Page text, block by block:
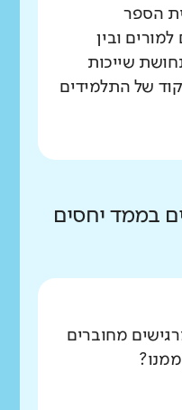
הספר
ובין
שייכות
של התלמידים
בממד יחסים
מחוברים